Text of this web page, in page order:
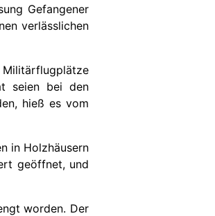
Gefangener
verlässlichen
Militärflugplätze
seien bei den
hieß es vom
in Holzhäusern
geöffnet, und
worden. Der